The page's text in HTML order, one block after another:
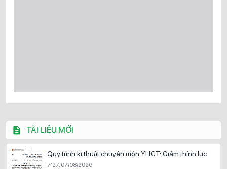
TÀI LIỆU MỚI
Quy trình kĩ thuật chuyên môn YHCT: Giảm thính lực
7:27, 07/08/2026